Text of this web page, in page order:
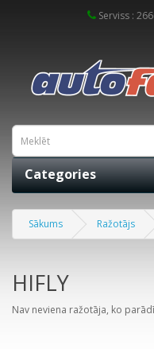
Serviss :
Categories
Sākums Ražotājs
HIFLY
Nav neviena ražotāja, ko